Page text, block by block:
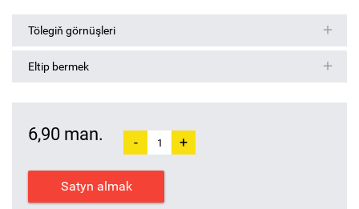
Tölegiň görnüşleri
Eltip bermek
6,90 man. - +
Satyn almak